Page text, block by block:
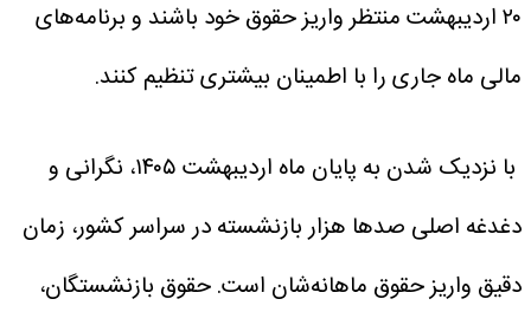
۲۰ اردیبهشت منتظر واریز حقوق خود باشند و برنامه‌های
مالی ماه جاری را با اطمینان بیشتری تنظیم کنند.
با نزدیک شدن به پایان ماه اردیبهشت ۱۴۰۵، نگرانی و
دغدغه اصلی صدها هزار بازنشسته در سراسر کشور، زمان
دقیق واریز حقوق ماهانه‌شان است.حقوق بازنشستگان،